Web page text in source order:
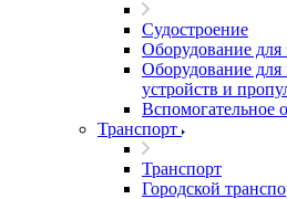
Судостроение
Оборудование для
Оборудование
устройств и
Вспомогательное
Транспорт
Транспорт
Городской